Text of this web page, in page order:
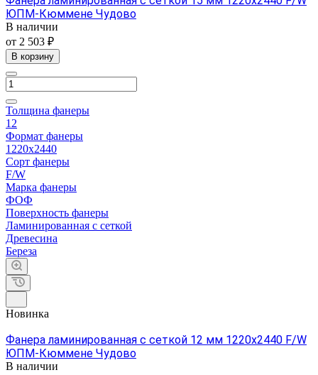
ЮПМ-Кюммене Чудово
В наличии
от 2 503 ₽
В корзину
Толщина фанеры
12
Формат фанеры
1220х2440
Сорт фанеры
F/W
Марка фанеры
ФОФ
Поверхность фанеры
Ламинированная с сеткой
Древесина
Береза
Новинка
Фанера ламинированная с сеткой 12 мм 1220х2440 F/W
ЮПМ-Кюммене Чудово
В наличии